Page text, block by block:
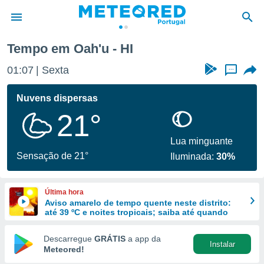
da
foi
fornecidas
a este
das
e
forma
digital
Tempo em Oah'u - HI
01:07 Sexta ...
Nuvens dispersas
21°
Sensação de 21°
Lua minguante
Iluminada:30%
Última hora
Aviso amarelo de tempo quente neste distrito:
até 39 ºC e noites tropicais; saiba até quando
Descarregue GRÁTIS a app da
Meteored!
Instalar